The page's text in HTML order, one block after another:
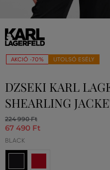
AKCIÓ -70% UTOLSÓ ESÉLY
DZSEKI KARL
SHEARLING
224 990 Ft
67 490 Ft
BLACK